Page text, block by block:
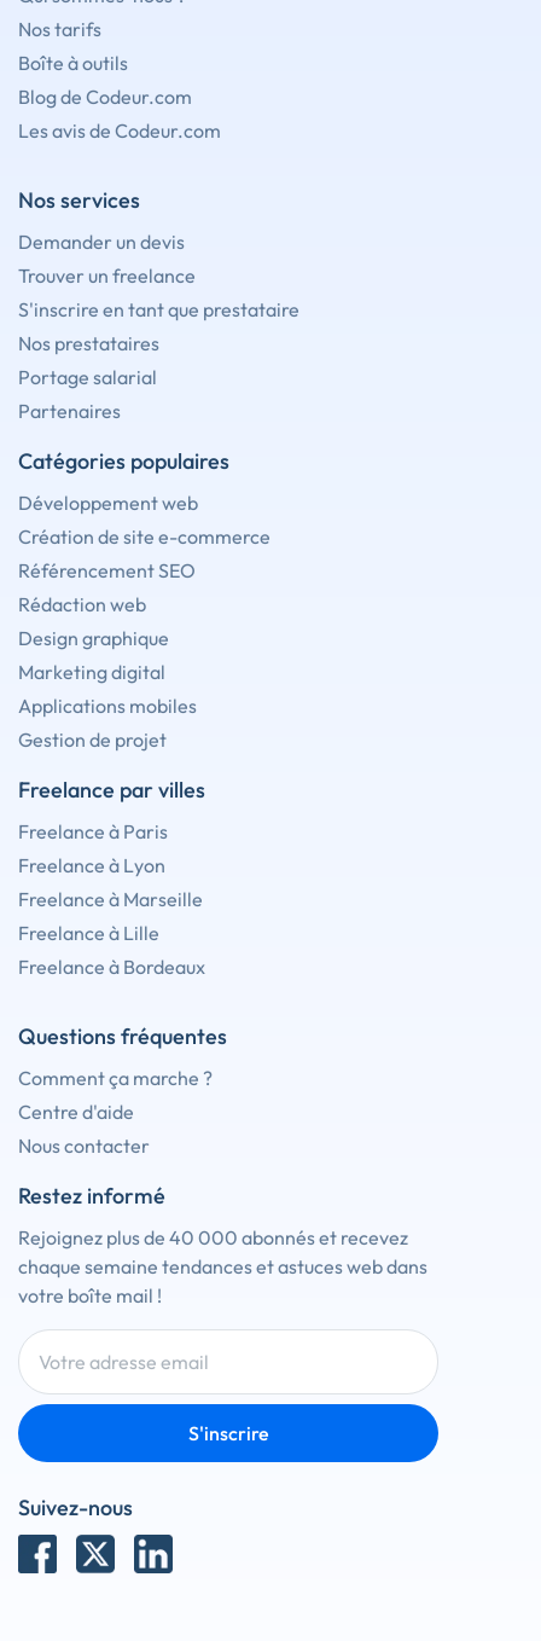
Nos tarifs
Boîte à outils
Blog de Codeur.com
Les avis de Codeur.com
Nos services
Demander un devis
Trouver un freelance
S'inscrire en tant que prestataire
Nos prestataires
Portage salarial
Partenaires
Catégories populaires
Développement web
Création de site e-commerce
Référencement SEO
Rédaction web
Design graphique
Marketing digital
Applications mobiles
Gestion de projet
Freelance par villes
Freelance à Paris
Freelance à Lyon
Freelance à Marseille
Freelance à Lille
Freelance à Bordeaux
Questions fréquentes
Comment ça marche ?
Centre d'aide
Nous contacter
Restez informé
Rejoignez plus de 40 000 abonnés et recevez
chaque semaine tendances et astuces web dans
votre boîte mail !
S'inscrire
Suivez-nous